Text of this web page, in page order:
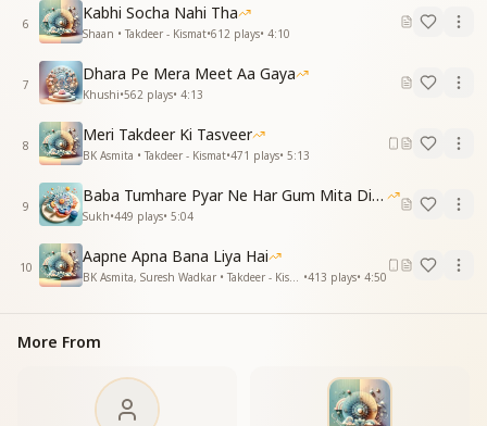
6
Kabhi Socha Nahi Tha
Shaan • Takdeer - Kismat•612 plays• 4:10
7
Dhara Pe Mera Meet Aa Gaya
Khushi•562 plays• 4:13
8
Meri Takdeer Ki Tasveer
BK Asmita • Takdeer - Kismat•471 plays• 5:13
9
Baba Tumhare Pyar Ne Har Gum Mita Diya
Sukh•449 plays• 5:04
10
Aapne Apna Bana Liya Hai
•413 plays• 4:50
More From